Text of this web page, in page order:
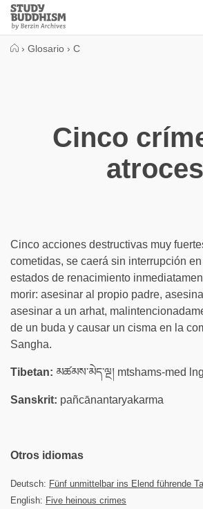
Close
Study
Buddhism
› Glosario › C
Cinco
atroces
Cinco acciones destructivas muy
cometidas, se caerá sin interrupción
estados de renacimiento
morir: asesinar al propio padre,
asesinar a un arhat,
de un buda y causar un cisma en la
Sangha.
Tibetan: མཚམས་མེད་ལྔ། mtshams-med
Sanskrit: pañcānantaryakarma
Otros idiomas
Deutsch: Fünf unmittelbar ins Elend führende
English: Five heinous crimes